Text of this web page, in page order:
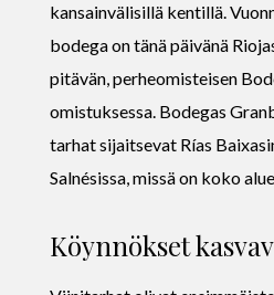
kansainvälisillä kentillä.
bodega on tänä päivänä
pitävän, perheomisteisen
omistuksessa. Bodegas
tarhat sijaitsevat Rías
Salnésissa, missä on koko
Köynnökset